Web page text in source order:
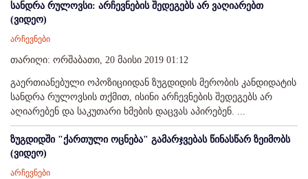
სანდრა რულოვსი: არჩევნების შედეგებს არ ვაღიარებთ
(ვიდეო)
არჩევნები
თარიღი: ორშაბათი, 20 მაისი 2019 01:12
გაერთიანებული ოპოზიციიდან ზუგდიდის მერობის კანდიდატის
სანდრა რულოვსის თქმით, ისინი არჩევნების შედეგებს არ
აღიარებენ და საკუთარი ხმების დაცვას აპირებენ. ...
ზუგდიდში "ქართული ოცნება" გამარჯვებას წინასწარ ზეიმობს
(ვიდეო)
არჩევნები